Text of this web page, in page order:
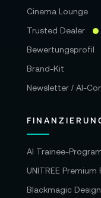
Cinema Lounge
Trusted Dealer
Bewertungsprofil
Brand-Kit
Newsletter / AI-
AI Trainee-
UNITREE Premium
Blackmagic